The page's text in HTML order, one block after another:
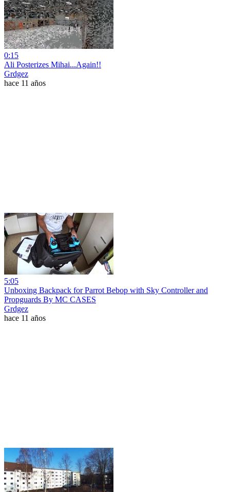
0:15
Ali Posterizes Mihai...Again!!
Grdgez
hace 11 años
5:05
Unboxing Backpack for Parrot Bebop with Sky Controller and
Propguards By MC CASES
Grdgez
hace 11 años